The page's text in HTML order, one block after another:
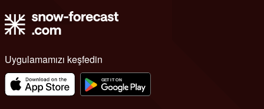
Uygulamamızı keşfedin